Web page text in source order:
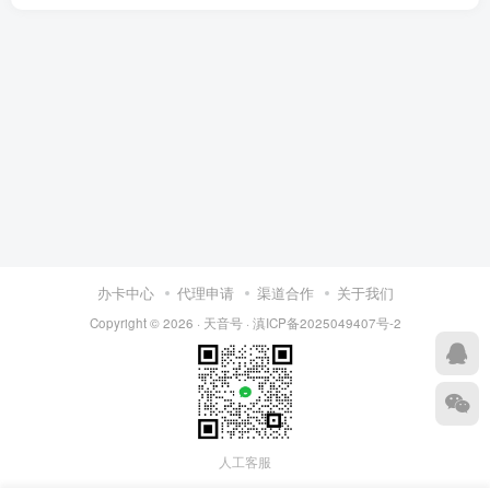
办卡中心 代理申请 渠道合作 关于我们
Copyright © 2026 · 天音号· 滇ICP备2025049407号-2
人工客服